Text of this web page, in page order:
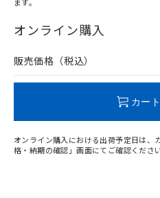
在庫等で未対応品が混在する
問い合わせください。
オンライン購入
販売価格（税込）
カー
オンライン購入における出荷予定日は、
格・納期の確認」画面にてご確認ください